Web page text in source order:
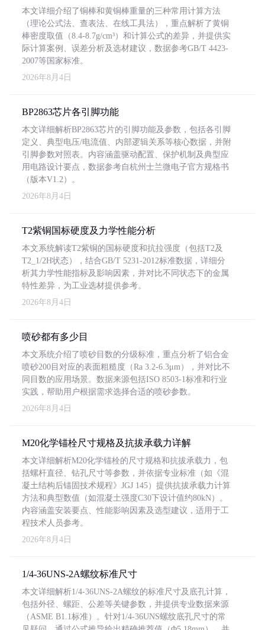
本文详细介绍了铜棒和黄铜棒重量的三种常用计算方法
（理论公式法、查表法、在线工具法），重点解析了黄铜
棒密度取值（8.4-8.7g/cm³）和计算公式的差异，并提供实
际计算案例、误差分析及选材建议，数据参考GB/T 4423-
2007等国家标准。
2026年8月4日
BP2863芯片各引脚功能
本文详细解析BP2863芯片的引脚功能及参数，包括各引脚
定义、典型电压/电流值、内部逻辑关系等核心数据，并附
引脚参数对照表。内容涵盖驱动配置、保护机制及典型应
用电路设计要点，数据参考自杭州士兰微电子官方规格书
（版本V1.2）。
2026年8月4日
T2紫铜国标硬度及力学性能分析
本文系统解读T2紫铜的国标硬度和抗拉强度（包括T2及
T2_1/2H状态），结合GB/T 5231-2012标准数据，详细分
析其力学性能指标及影响因素，并对比不同状态下的金属
特性差异，为工业选材提供参考。
2026年8月4日
喷砂都有多少目
本文系统介绍了喷砂目数的分级标准，重点分析了铝合金
喷砂200目对应的表面粗糙度（Ra 3.2-6.3μm），并对比不
同目数的应用场景。数据来源包括ISO 8503-1标准和行业
实践，帮助用户根据需求选择合适的喷砂参数。
2026年8月4日
M20化学锚栓尺寸规格及抗拔承载力详解
本文详细解析M20化学锚栓的尺寸规格和抗拔承载力，包
括螺杆直径、钻孔尺寸等参数，并依据专业标准（如《混
凝土结构后锚固技术规程》JGJ 145）提供抗拔承载力计算
方法和典型数值（如混凝土强度C30下设计值约80kN）。
内容涵盖安装要点、性能影响因素及选型建议，适用于工
程技术人员参考。
2026年8月4日
1/4-36UNS-2A螺纹标准尺寸
本文详细解析1/4-36UNS-2A螺纹的标准尺寸及底孔计算，
包括外径、螺距、公差等关键参数，并提供专业数据来源
（ASME B1.1标准）。针对1/4-36UNS螺纹底孔尺寸的常